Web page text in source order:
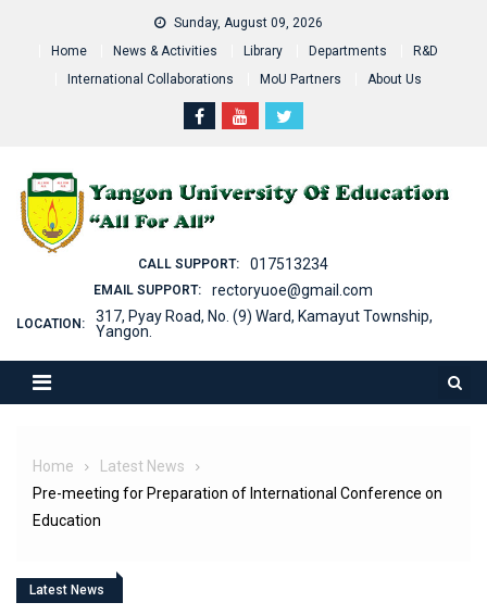
Sunday, August 09, 2026
Home
News & Activities Library Departments
R&D
International Collaborations
MoU Partners About Us
CALL SUPPORT: 017513234
EMAIL SUPPORT: rectoryuoe@gmail.com
LOCATION:
317, Pyay Road, No. (9) Ward, Kamayut Township,
Yangon.
Home
Latest News
Pre-meeting for Preparation of International Conference on
Education
Latest News